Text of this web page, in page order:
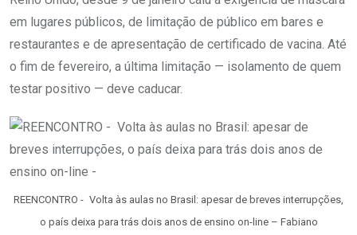
em lugares públicos, de limitação de público em bares e
restaurantes e de apresentação de certificado de vacina. Até
o fim de fevereiro, a última limitação — isolamento de quem
testar positivo — deve caducar.
REENCONTRO - Volta às aulas no Brasil: apesar de breves interrupções,
o país deixa para trás dois anos de ensino on-line – Fabiano